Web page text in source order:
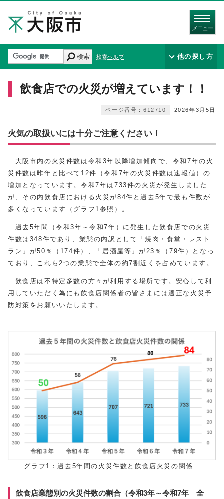
メニュー
検索 検索ヘルプ 他の探し方
飲食店での火災が増えています！！
2026年3月5日
ページ番号：612710
火気の取扱いには十分ご注意ください！
大阪市内の火災件数は令和3年以降増加傾向で、令和7年の火
災件数は昨年と比べて12件（令和7年の火災件数は速報値）の
増加となっています。令和7年は733件の火災が発生しました
が、その内飲食店における火災が84件と過去5年で最も件数が
多くなっています（グラフ1参照）。
過去5年間（令和3年～令和7年）に発生した飲食店での火災
件数は348件であり、業態の内訳として「焼肉・食堂・レスト
ラン」が50％（174件）、「居酒屋等」が23％（79件）となっ
ており、これら2つの業態で全体の約7割近くを占めています。
飲食店は不特定多数の方々が利用する場所です。安心して利
用していただく為にも飲食店関係者の皆さまには適正な火災予
防対策をお願いいたします。
グラフ1：過去5年間の火災件数と飲食店火災の関係
飲食店業態別の火災件数の割合（令和3年～令和7年 全